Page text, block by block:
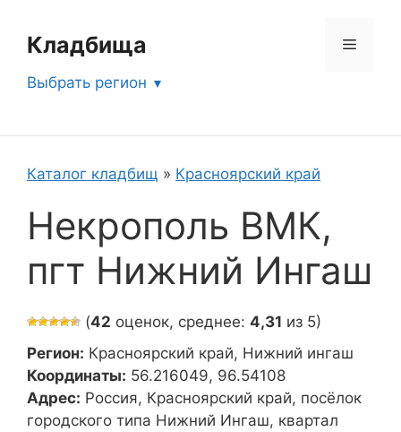
содержимому
Кладбища Меню
Выбрать регион
Каталог кладбищ » Красноярский край
Некрополь ВМК,
пгт Нижний Ингаш
(42 оценок, среднее: 4,31 из 5)
Регион: Красноярский край, Нижний ингаш
Координаты: 56.216049, 96.54108
Адрес: Россия, Красноярский край, посёлок
городского типа Нижний Ингаш, квартал